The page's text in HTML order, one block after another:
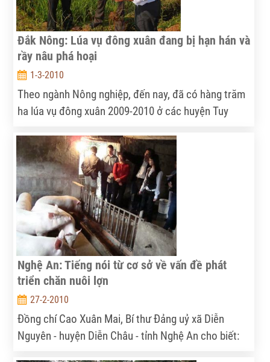
Đắk Nông: Lúa vụ đông xuân đang bị hạn hán và
rầy nâu phá hoại
1-3-2010
Theo ngành Nông nghiệp, đến nay, đã có hàng trăm
ha lúa vụ đông xuân 2009-2010 ở các huyện Tuy
cơ ảnh hưởng sang nhiều địa phương khác. Ngoài
ra, còn có hàng chục ha lúa bị khô hạn, trong đó
nhiều nơi không còn nước tưới...
Nghệ An: Tiếng nói từ cơ sở về vấn đề phát
triển chăn nuôi lợn
27-2-2010
Đồng chí Cao Xuân Mai, Bí thư Đảng uỷ xã Diễn
Nguyên - huyện Diễn Châu - tỉnh Nghệ An cho biết: